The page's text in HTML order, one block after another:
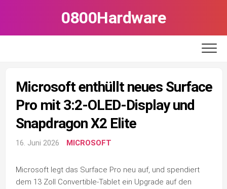
0800Hardware
Microsoft enthüllt neues Surface
Pro mit 3:2-OLED-Display und
Snapdragon X2 Elite
16. Juni 2026 MICROSOFT
Microsoft legt das Surface Pro neu auf, und spendiert
dem 13 Zoll Convertible-Tablet ein Upgrade auf den